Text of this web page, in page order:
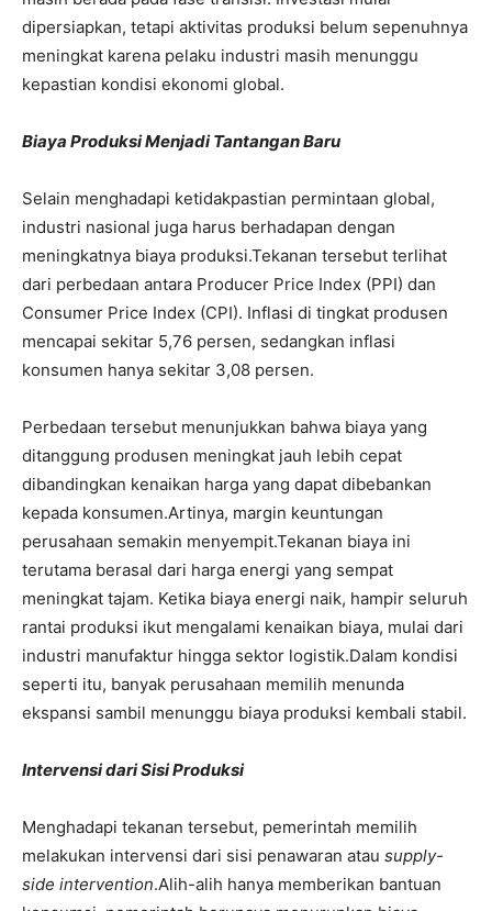
dipersiapkan, tetapi aktivitas produksi belum sepenuhnya
meningkat karena pelaku industri masih menunggu
kepastian kondisi ekonomi global.
Biaya Produksi Menjadi Tantangan Baru
Selain menghadapi ketidakpastian permintaan global,
industri nasional juga harus berhadapan dengan
meningkatnya biaya produksi.Tekanan tersebut terlihat
dari perbedaan antara Producer Price Index (PPI) dan
Consumer Price Index (CPI). Inflasi di tingkat produsen
mencapai sekitar 5,76 persen, sedangkan inflasi
konsumen hanya sekitar 3,08 persen.
Perbedaan tersebut menunjukkan bahwa biaya yang
ditanggung produsen meningkat jauh lebih cepat
dibandingkan kenaikan harga yang dapat dibebankan
kepada konsumen.Artinya, margin keuntungan
perusahaan semakin menyempit.Tekanan biaya ini
terutama berasal dari harga energi yang sempat
meningkat tajam. Ketika biaya energi naik, hampir seluruh
rantai produksi ikut mengalami kenaikan biaya, mulai dari
industri manufaktur hingga sektor logistik.Dalam kondisi
seperti itu, banyak perusahaan memilih menunda
ekspansi sambil menunggu biaya produksi kembali stabil.
Intervensi dari Sisi Produksi
Menghadapi tekanan tersebut, pemerintah memilih
melakukan intervensi dari sisi penawaran atau supply-
side intervention.Alih-alih hanya memberikan bantuan